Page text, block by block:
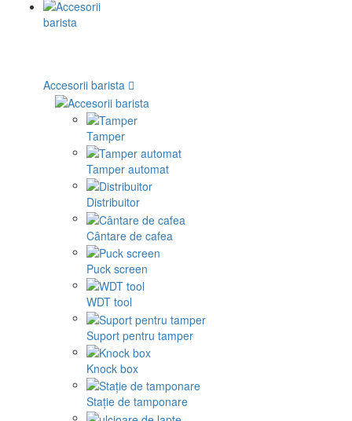
Accesorii barista
Tamper
Tamper automat
Distribuitor
Cântare de cafea
Puck screen
WDT tool
Suport pentru tamper
Knock box
Stație de tamponare